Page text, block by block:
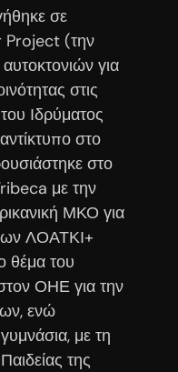
σε
Project (την
για
στις
Ιδρύματος
στο
στο
με την
ΜΚΟ για
ΛΟΑΤΚΙ+
θέμα του
ΟΗΕ για την
ενώ
με τη
της